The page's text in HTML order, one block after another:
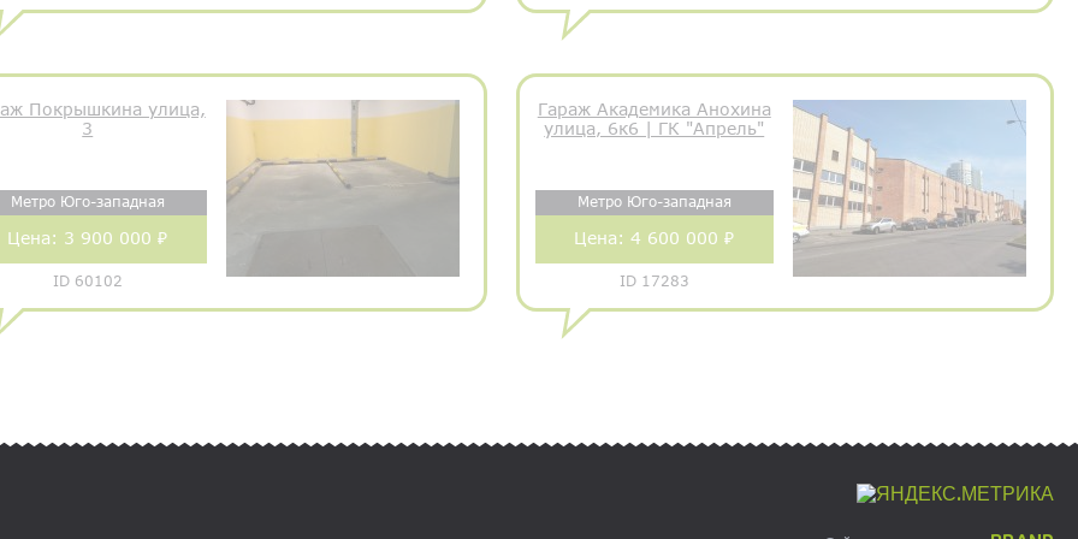
Покрышкина улица,
3
Метро Юго-западная
Цена: 3 900 000 ₽
ID 60102
Гараж Академика Анохина
улица, 6к6 | ГК "Апрель"
Метро Юго-западная
Цена:4 600 000 ₽
ID 17283